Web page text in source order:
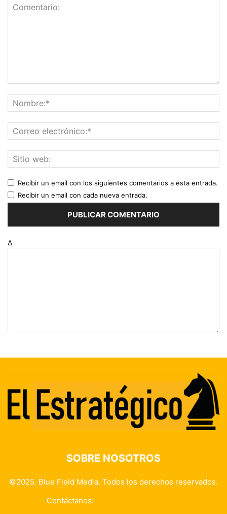
Recibir un email con los siguientes comentarios a esta entrada.
Recibir un email con cada nueva entrada.
Δ
SOBRE NOSOTROS
©2025. Blue Field Media. Todos los derechos reservados.
Contáctanos: